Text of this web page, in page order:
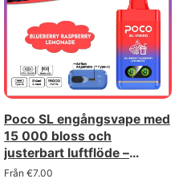
Poco SL engångsvape med
15 000 bloss och
justerbart luftflöde –
uppladdningsbar via USB-
Från €7.00